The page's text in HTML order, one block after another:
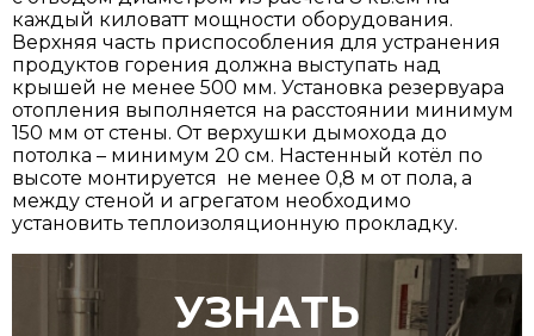
каждый киловатт мощности оборудования.
Верхняя часть приспособления для устранения
продуктов горения должна выступать над
крышей не менее 500 мм. Установка резервуара
отопления выполняется на расстоянии минимум
150 мм от стены. От верхушки дымохода до
потолка – минимум 20 см. Настенный котёл по
высоте монтируется не менее 0,8 м от пола, а
между стеной и агрегатом необходимо
установить теплоизоляционную прокладку.
УЗНАТЬ